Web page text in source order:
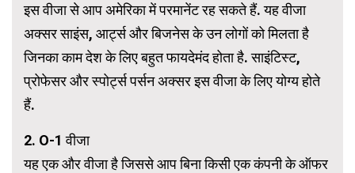
इस वीजा से आप अमेरिका में परमानेंट रह सकते हैं. यह वीजा
अक्सर साइंस, आर्ट्स और बिजनेस के उन लोगों को मिलता है
जिनका काम देश के लिए बहुत फायदेमंद होता है. साइंटिस्ट,
प्रोफेसर और स्पोर्ट्स पर्सन अक्सर इस वीजा के लिए योग्य होते
हैं.
2. O-1 वीजा
यह एक और वीजा है जिससे आप बिना किसी एक कंपनी के ऑफर